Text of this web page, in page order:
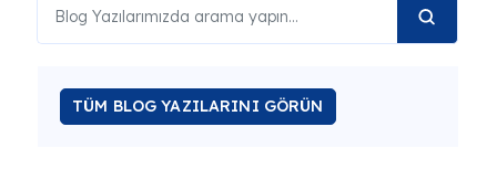
TÜM BLOG YAZILARINI GÖRÜN